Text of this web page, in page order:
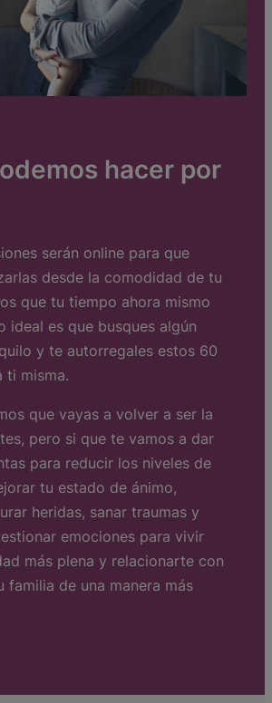
hacer por
serán online para que
desde la comodidad de tu
que tu tiempo ahora mismo
ideal es que busques algún
y te autorregales estos 60
ti misma.
que vayas a volver a ser la
pero si que te vamos a dar
para reducir los niveles de
tu estado de ánimo,
heridas, sanar traumas y
emociones para vivir
más plena y relacionarte con
familia de una manera más